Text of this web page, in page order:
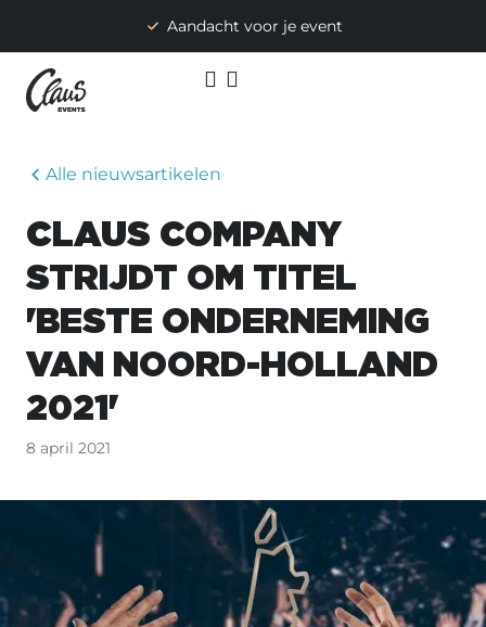
Aandacht voor je event
Alle nieuwsartikelen
CLAUS COMPANY
STRIJDT OM TITEL
'BESTE ONDERNEMING
VAN NOORD-HOLLAND
2021'
8 april 2021